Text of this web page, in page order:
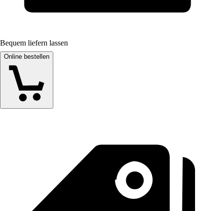
Bequem liefern lassen
Online bestellen